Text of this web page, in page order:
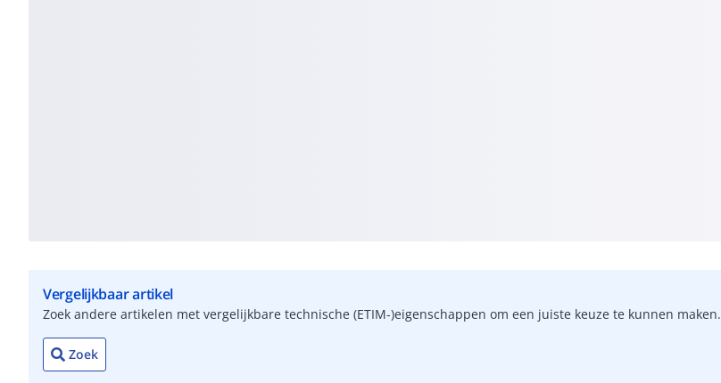
Vergelijkbaar artikel
Zoek andere artikelen met vergelijkbare technische (ETIM-)eigenschappen om een juiste keuze te kunnen maken.
Zoek